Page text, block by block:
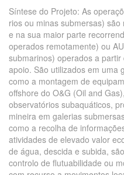
Síntese do Projeto: As
rios ou minas submersas)
e na sua maior parte
operados remotamente) ou
submarinos) operados a
apoio. São utilizados em uma
como a montagem de
offshore do O&G (Oil and
observatórios subaquáticos,
mineira em galerias
como a recolha de
atividades de elevado valor
de água, descida e subida,
controlo de flutuabilidade ou